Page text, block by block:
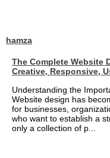
hamza
The Complete Website
Creative, Responsive,
Understanding the
Website design has
for businesses,
who want to establish a
only a collection of p...